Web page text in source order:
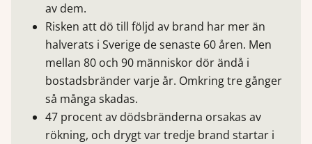
av dem.
Risken att dö till följd av brand har mer än
halverats i Sverige de senaste 60 åren. Men
mellan 80 och 90 människor dör ändå i
bostadsbränder varje år. Omkring tre gånger
så många skadas.
47 procent av dödsbränderna orsakas av
rökning, och drygt var tredje brand startar i